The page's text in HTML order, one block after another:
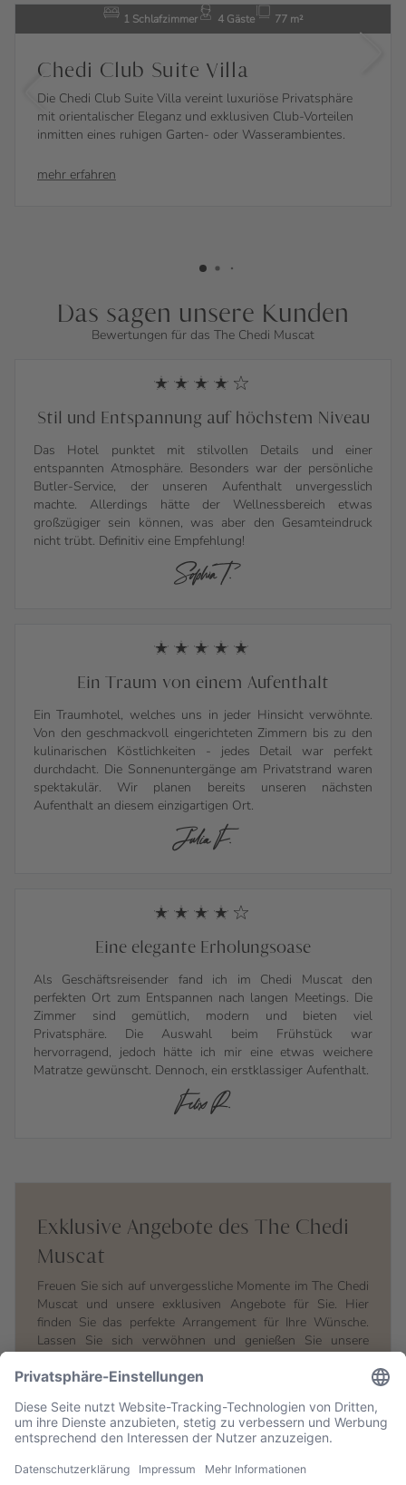
1 Schlafzimmer 4 Gäste 77 m²
Chedi Club Suite Villa
Die Chedi Club Suite Villa vereint luxuriöse Privatsphäre
mit orientalischer Eleganz und exklusiven Club-Vorteilen
inmitten eines ruhigen Garten- oder Wasserambientes.
mehr erfahren
Das sagen unsere Kunden
Bewertungen für das The Chedi Muscat
Stil und Entspannung auf höchstem Niveau
Das Hotel punktet mit stilvollen Details und einer
entspannten Atmosphäre. Besonders war der persönliche
Butler-Service, der unseren Aufenthalt unvergesslich
machte. Allerdings hätte der Wellnessbereich etwas
großzügiger sein können, was aber den Gesamteindruck
nicht trübt. Definitiv eine Empfehlung!
Sophia T.
Ein Traum von einem Aufenthalt
Ein Traumhotel, welches uns in jeder Hinsicht verwöhnte.
Von den geschmackvoll eingerichteten Zimmern bis zu den
kulinarischen Köstlichkeiten - jedes Detail war perfekt
durchdacht. Die Sonnenuntergänge am Privatstrand waren
spektakulär. Wir planen bereits unseren nächsten
Aufenthalt an diesem einzigartigen Ort.
Julia F.
Eine elegante Erholungsoase
Als Geschäftsreisender fand ich im Chedi Muscat den
perfekten Ort zum Entspannen nach langen Meetings. Die
Zimmer sind gemütlich, modern und bieten viel
Privatsphäre. Die Auswahl beim Frühstück war
hervorragend, jedoch hätte ich mir eine etwas weichere
Matratze gewünscht. Dennoch, ein erstklassiger Aufenthalt.
Felix R.
Exklusive Angebote des The Chedi
Muscat
Freuen Sie sich auf unvergessliche Momente im The Chedi
Muscat und unsere exklusiven Angebote für Sie. Hier
finden Sie das perfekte Arrangement für Ihre Wünsche.
Lassen Sie sich verwöhnen und genießen Sie unsere
im The Chedi Muscat besonders machen. Entdecken Sie
Sie.
Specials entdecken